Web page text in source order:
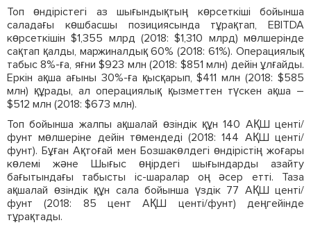
Топ өндірістегі аз шығындықтың көрсеткіші бойынша
саладағы көшбасшы позициясында тұрақтап, EBITDA
көрсеткішін $1,355 млрд (2018: $1,310 млрд) мөлшерінде
сақтап қалды, маржиналдық 60% (2018: 61%). Операциялық
табыс 8%-ға, яғни $923 млн (2018: $851 млн) дейін ұлғайды.
Еркін ақша ағыны 30%-ға қысқарып, $411 млн (2018: $585
млн) құрады, ал операциялық қызметтен түскен ақша –
$512 млн (2018: $673 млн).
Топ бойынша жалпы ақшалай өзіндік құн 140 АҚШ центі/
фунт мөлшеріне дейін төмендеді (2018: 144 АҚШ центі/
фунт). Бұған Ақтоғай мен Бозшакөлдегі өндірістің жоғары
көлемі және Шығыс өңірдегі шығындарды азайту
бағытындағы табысты іс-шаралар оң әсер етті. Таза
ақшалай өзіндік құн сала бойынша үздік 77 АҚШ центі/
фунт (2018: 85 цент АҚШ центі/фунт) деңгейінде
тұрақтады.